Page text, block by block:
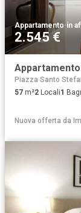
Appartamento·in
2.545 €
Appartamento
Piazza Santo
57 m²2 Locali1
Nuova offerta da